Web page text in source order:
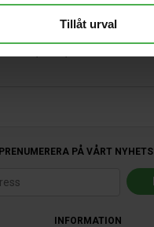
Tillåt urval
PRENUMERERA PÅ VÅRT
INFORMATION